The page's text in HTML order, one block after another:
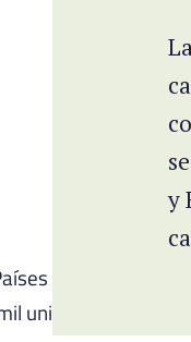
y
Bajos prepara
unidades en 2027.